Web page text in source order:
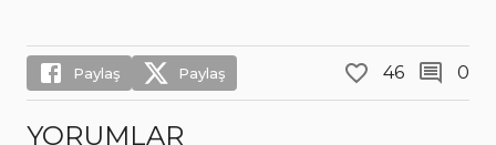
Paylaş Paylaş 46 0
YORUMLAR